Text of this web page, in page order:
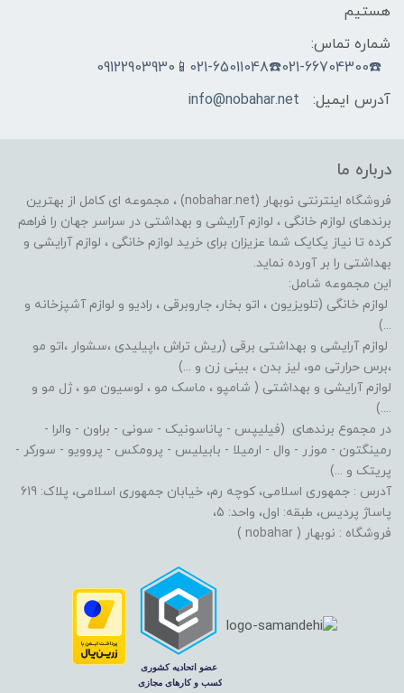
هستیم
شماره تماس:
☎️021-66704300☎️021-65011048📱09122903930
آدرس ایمیل:
info@nobahar.net
درباره ما
فروشگاه اینترنتی نوبهار (nobahar.net) ، مجموعه ای کامل از بهترین
برندهای لوازم خانگی ، لوازم آرایشی و بهداشتی در سراسر جهان را فراهم
کرده تا نیاز یکایک شما عزیزان برای خرید لوازم خانگی ، لوازم آرایشی و
بهداشتی را بر آورده نماید.
این مجموعه شامل:
لوازم خانگی (تلویزیون ، اتو بخار، جاروبرقی ، رادیو و لوازم آشپزخانه و
...)
لوازم آرایشی و بهداشتی برقی (ریش تراش ،اپیلیدی ،سشوار ،اتو مو
،برس حرارتی مو، لیز بدن ، بینی زن و ...)
لوازم آرایشی و بهداشتی ( شامپو ، ماسک مو ، لوسیون مو ، ژل مو و
....)
در مجموع برندهای (فیلیپس - پاناسونیک - سونی - براون - والرا -
رمینگتون - موزر - وال - ارمیلا - بابیلیس - پرومکس - پروویو - سورکر -
پریتک و ...)
آدرس : جمهوری اسلامی، کوچه رم، خیابان جمهوری اسلامی، پلاک: 619
پاساژ پردیس، طبقه: اول، واحد: 5،
فروشگاه : نوبهار ( nobahar )